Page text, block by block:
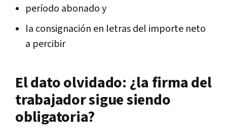
período abonado y
la consignación en letras del importe neto
a percibir
El dato olvidado: ¿la firma del
trabajador sigue siendo
obligatoria?